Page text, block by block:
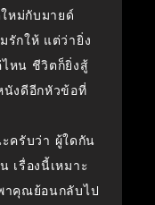
หม่กับมายด์
รักให้ แต่ว่ายิ่ง
หน ชีวิตก็ยิ่งสู้
นังดีอีกหัวข้อที่
ครับว่า ผู้ใดกัน
เรื่องนี้เหมาะ
าคุณย้อนกลับไป